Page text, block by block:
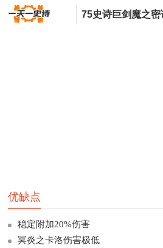
75史诗巨剑魔之密
优缺点
稳定附加20%伤害
冥炎之卡洛伤害极低